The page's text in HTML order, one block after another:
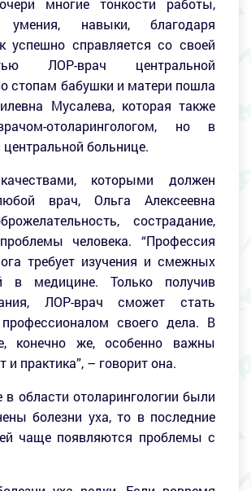
умения, навыки, благодаря
успешно справляется со своей
ЛОР-врач центральной
стопам бабушки и матери пошла
Мусалева, которая также
отоларингологом, но в
центральной больнице.
которыми должен
врач, Ольга Алексеевна
сострадание,
человека. “Профессия
требует изучения и смежных
в медицине. Только получив
ЛОР-врач сможет стать
своего дела. В
конечно же, особенно важны
и практика”, – говорит она.
в области отоларингологии были
болезни уха, то в последние
чаще появляются проблемы с